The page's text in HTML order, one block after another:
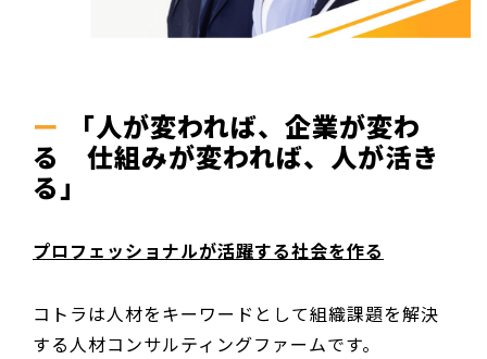
「人が変われば、企業が変わ
る 仕組みが変われば、人が活き
る」
プロフェッショナルが活躍する社会を作る
コトラは人材をキーワードとして組織課題を解決
する人材コンサルティングファームです。